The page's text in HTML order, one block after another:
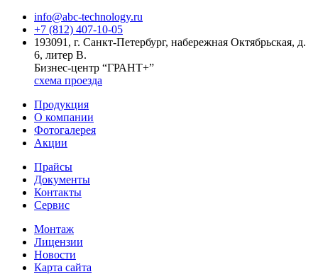
info@abc-technology.ru
+7 (812) 407-10-05
193091, г. Санкт-Петербург, набережная Октябрьская, д.
6, литер В.
Бизнес-центр “ГРАНТ+”
схема проезда
Продукция
О компании
Фотогалерея
Акции
Прайсы
Документы
Контакты
Сервис
Монтаж
Лицензии
Новости
Карта сайта